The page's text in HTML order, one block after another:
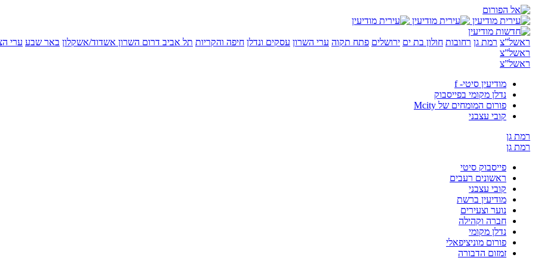
ראשל”צ רמת גן רחובות חולון בת ים ירושלים פתח תקוה ערי השרון עסקים ונדלן חיפה והקריות תל אביב דרום השרון אשדוד/אשקלון באר שבע ערי
ראשל”צ
ראשל”צ
מודיעין סיטי- f
נדלן מקומי בפייסבוק
פורום המומחים של Mcity
קובי עצבני
רמת גן
רמת גן
פייסבוק סיטי
ראשונים רעבים
קובי עצבני
מודיעין ברשת
נוער וצעירים
חברה וקהילה
נדלן מקומי
פורום מוניציפאלי
זמזום הדבורה